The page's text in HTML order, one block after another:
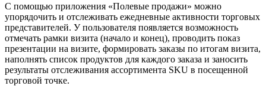
С помощью приложения «Полевые продажи» можно
упорядочить и отслеживать ежедневные активности торговых
представителей. У пользователя появляется возможность
отмечать рамки визита (начало и конец), проводить показ
презентации на визите, формировать заказы по итогам визита,
наполнять список продуктов для каждого заказа и заносить
результаты отслеживания ассортимента SKU в посещенной
торговой точке.